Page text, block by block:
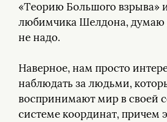
«Теорию Большого взрыва»
любимчика Шелдона, думаю
не надо.
Наверное, нам просто
наблюдать за людьми,
воспринимают мир в своей
системе координат, причем